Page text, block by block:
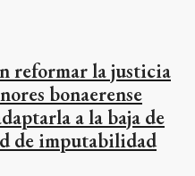
reformar la justicia
bonaerense
a la baja de
de imputabilidad